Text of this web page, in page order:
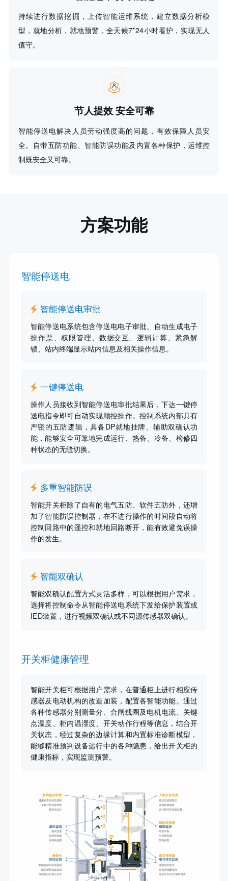
持续进行数据挖掘，上传智能运维系统，建立数据分析模
型，就地分析，就地预警，全天候7*24小时看护，实现无人
值守。
节人提效 安全可靠
智能停送电解决人员劳动强度高的问题，有效保障人员安
全。自带五防功能、智能防误功能及内置各种保护，运维控
制既安全又可靠。
方案功能
智能停送电
智能停送电审批
智能停送电系统包含停送电电子审批、自动生成电子
操作票、权限管理、数据交互、逻辑计算、紧急解
锁、站内终端显示站内信息及相关操作信息。
一键停送电
操作人员接收到智能停送电审批结果后，下达一键停
送电指令即可自动实现顺控操作。控制系统内部具有
严密的五防逻辑，具备DP就地挂牌、辅助双确认功
能，能够安全可靠地完成运行、热备、冷备、检修四
种状态的无缝切换。
多重智能防误
智能开关柜除了自有的电气五防、软件五防外，还增
加了智能防误控制器，在不进行操作的时间段自动将
控制回路中的遥控和就地回路断开，能有效避免误操
作的发生。
智能双确认
智能双确认配置方式灵活多样，可以根据用户需求，
选择将控制命令从智能停送电系统下发给保护装置或
IED装置，进行视频双确认或不同源传感器双确认。
开关柜健康管理
智能开关柜可根据用户需求，在普通柜上进行相应传
感器及电动机构的改造加装，配置各智能功能。通过
各种传感器分别测量分、合闸线圈及电机电流、关键
点温度、柜内温湿度、开关动作行程等信息，结合开
关状态，经过复杂的边缘计算和内置标准诊断模型，
能够精准预判设备运行中的各种隐患，给出开关柜的
健康指标，实现监测预警。